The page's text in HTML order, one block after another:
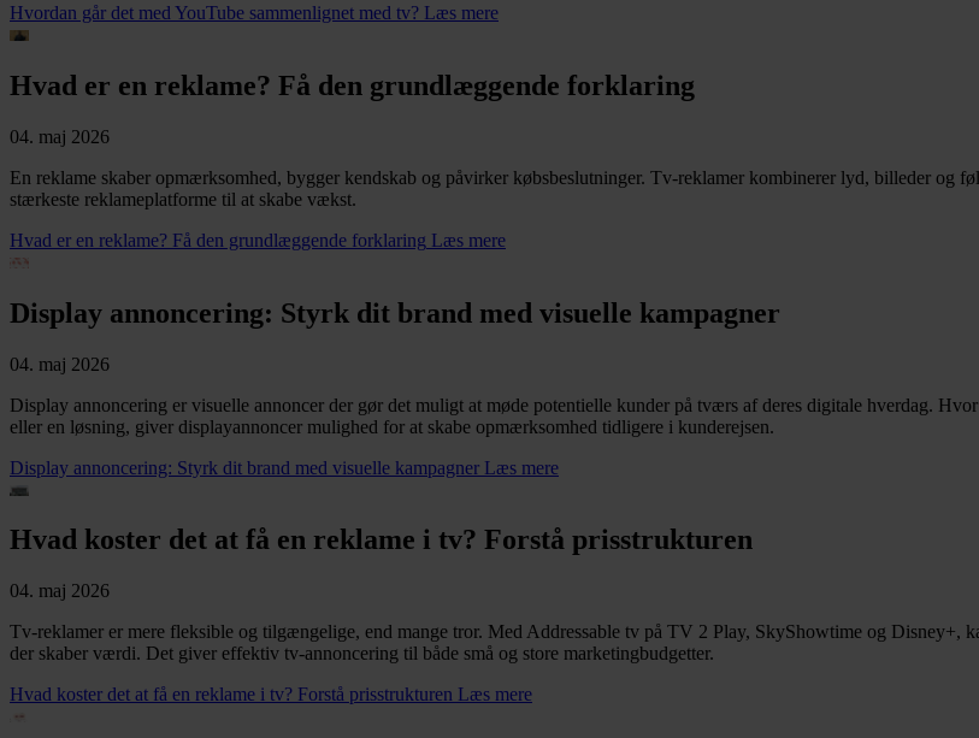
Hvordan går det med YouTube sammenlignet med tv? Læs mere
Hvad er en reklame? Få den grundlæggende forklaring
04. maj 2026
En reklame skaber opmærksomhed, bygger kendskab og påvirker købsbeslutninger. Tv-reklamer kombinerer lyd, billeder og
stærkeste reklameplatforme til at skabe vækst.
Hvad er en reklame? Få den grundlæggende forklaring Læs mere
Display annoncering: Styrk dit brand med visuelle kampagner
04. maj 2026
Display annoncering er visuelle annoncer der gør det muligt at møde potentielle kunder på tværs af deres digitale hverdag.
eller en løsning, giver displayannoncer mulighed for at skabe opmærksomhed tidligere i kunderejsen.
Display annoncering: Styrk dit brand med visuelle kampagner Læs mere
Hvad koster det at få en reklame i tv? Forstå prisstrukturen
04. maj 2026
Tv-reklamer er mere fleksible og tilgængelige, end mange tror. Med Addressable tv på TV 2 Play, SkyShowtime og Disney+,
der skaber værdi. Det giver effektiv tv-annoncering til både små og store marketingbudgetter.
Hvad koster det at få en reklame i tv? Forstå prisstrukturen Læs mere